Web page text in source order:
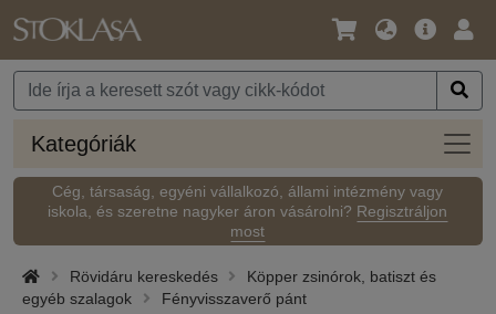
Nyelv
Pénznem
Fő
Kategóriák
Cég, társaság, egyéni vállalkozó, állami intézmény vagy
iskola, és szeretne nagyker áron vásárolni? Regisztráljon
most
Rövidáru kereskedés
Köpper zsinórok, batiszt és
egyéb szalagok
Fényvisszaverő pánt